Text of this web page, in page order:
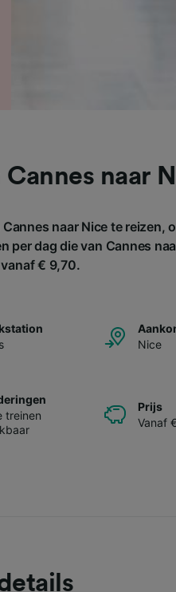
naar
naar Nice te reizen,
per dag die van Cannes
€ 9,70.
Nice
treinen
Prijs
Vanaf